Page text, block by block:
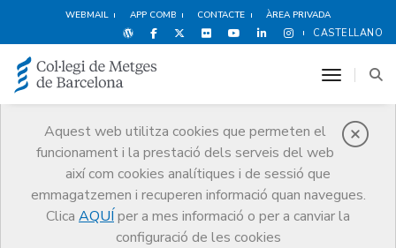
WEBMAIL APP COMB CONTACTE ÀREA PRIVADA
CASTELLANO
Aquest web utilitza cookies que permeten el
funcionament i la prestació dels serveis del web
així com cookies analítiques i de sessió que
emmagatzemen i recuperen informació quan navegues.
Clica AQUÍ per a mes informació o per a canviar la
configuració de les cookies
toggle
Premis
Premis Guardonat Edició 2007